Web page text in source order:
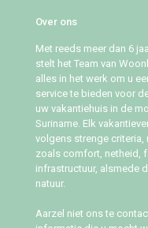
Over ons
Met reeds meer dan 6
stelt het Team van
alles in het werk om u
service te bieden voor
uw vakantiehuis in de
Suriname. Elk
volgens strenge criteria,
zoals comfort, netheid,
infrastructuur, alsmede
natuur.
Aarzel niet ons te